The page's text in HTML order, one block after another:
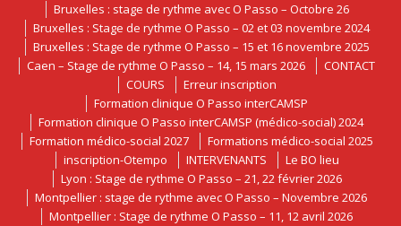
Bruxelles : stage de rythme avec O Passo – Octobre 26
Bruxelles : Stage de rythme O Passo – 02 et 03 novembre 2024
Bruxelles : Stage de rythme O Passo – 15 et 16 novembre 2025
Caen – Stage de rythme O Passo – 14, 15 mars 2026
CONTACT
COURS
Erreur inscription
Formation clinique O Passo interCAMSP
Formation clinique O Passo interCAMSP (médico-social) 2024
Formation médico-social 2027
Formations médico-social 2025
inscription-Otempo
INTERVENANTS
Le BO lieu
Lyon : Stage de rythme O Passo – 21, 22 février 2026
Montpellier : stage de rythme avec O Passo – Novembre 2026
Montpellier : Stage de rythme O Passo – 11, 12 avril 2026